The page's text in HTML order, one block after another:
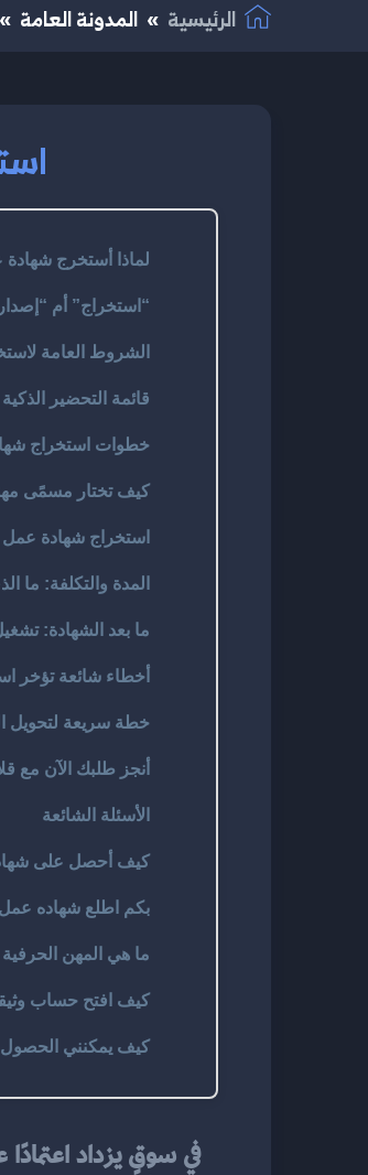
الرئيسية المدونة العامة
لماذا أستخرج
“استخراج” أم
الشروط العامة
قائمة التحضير
خطوات استخراج
كيف تختار مسمًى
استخراج شهادة
المدة والتكلفة: ما
ما بعد الشهادة:
أخطاء شائعة تؤخر
خطة سريعة لتحويل
أنجز طلبك الآن مع
الأسئلة الشائعة
كيف أحصل على
بكم اطلع شهاده
ما هي المهن
كيف افتح حساب
كيف يمكنني
في سوقٍ يزداد